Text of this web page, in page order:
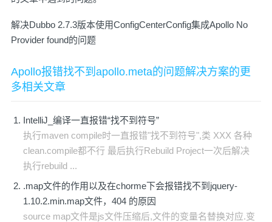
解决Dubbo 2.7.3版本使用ConfigCenterConfig集成Apollo No
Provider found的问题
Apollo报错找不到apollo.meta的问题解决方案的更
多相关文章
IntelliJ_编译一直报错“找不到符号”
执行maven compile时一直报错"找不到符号",类 XXX 各种
clean.compile都不行 最后执行Rebuild Project一次后解决
执行rebuild ...
.map文件的作用以及在chorme下会报错找不到jquery-
1.10.2.min.map文件，404 的原因
source map文件是js文件压缩后,文件的变量名替换对应.变